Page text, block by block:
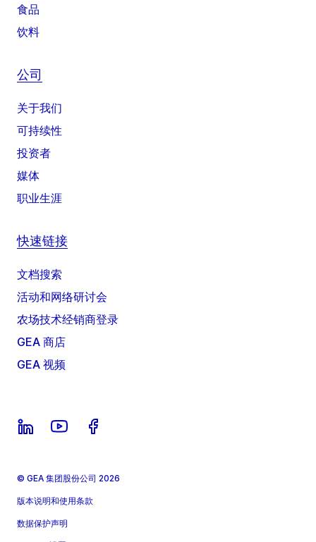
食品
饮料
公司
关于我们
可持续性
投资者
媒体
职业生涯
快速链接
文档搜索
活动和网络研讨会
农场技术经销商登录
GEA 商店
GEA 视频
© GEA 集团股份公司 2026
版本说明和使用条款
数据保护声明